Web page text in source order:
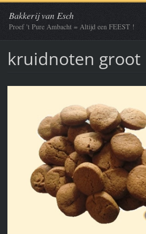
Bakkerij van Esch
Proef 't Pure Ambacht = Altijd een FEEST !
kruidnoten groot